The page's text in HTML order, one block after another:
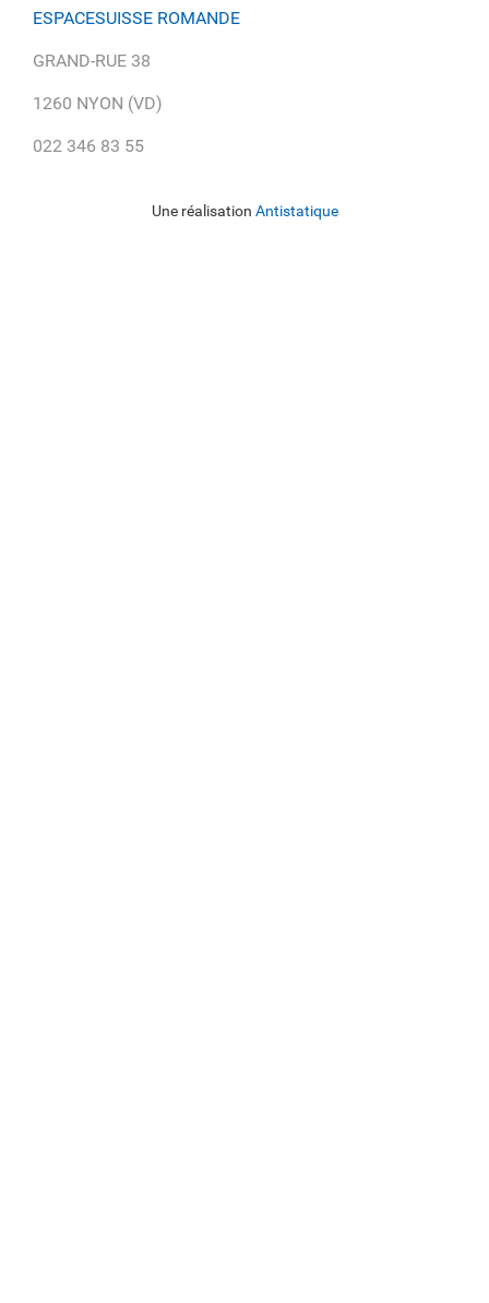
ESPACESUISSE ROMANDE
GRAND-RUE 38
1260 NYON (VD)
022 346 83 55
Une réalisation Antistatique